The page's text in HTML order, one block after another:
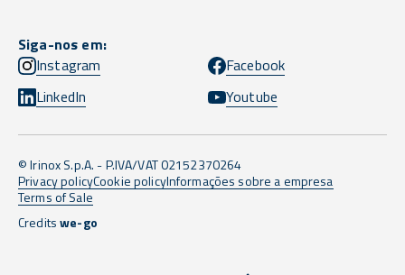
Siga-nos em:
Instagram
Facebook
LinkedIn
Youtube
© Irinox S.p.A. - P.IVA/VAT 02152370264
Privacy policyCookie policyInformações sobre a empresa
Terms of Sale
Creditswe-go